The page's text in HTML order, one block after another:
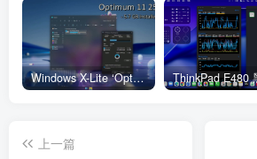
Windows X-Lite ‘Optimum 11’ 25H2 Pro v2
上一篇